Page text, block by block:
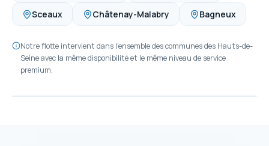
Sceaux Châtenay-Malabry Bagneux
Notre flotte intervient dans l'ensemble des communes des Hauts-de-
Seine avec la même disponibilité et le même niveau de service
premium.